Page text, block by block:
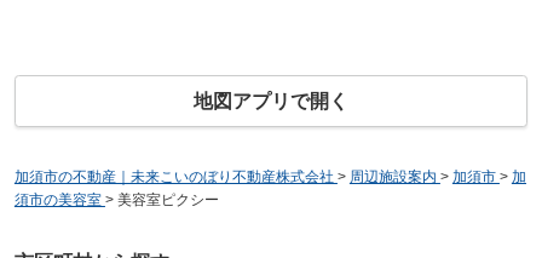
地図アプリで開く
加須市の不動産｜未来こいのぼり不動産株式会社 > 周辺施設案内 > 加須市 > 加
須市の美容室 > 美容室ピクシー